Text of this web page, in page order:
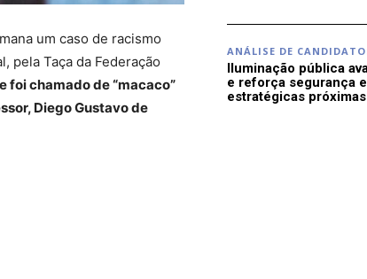
um caso de racismo
pela Taça da Federação
foi chamado de “macaco”
Diego Gustavo de
ANÁLISE DE
Iluminação pública
e reforça segurança
estratégicas